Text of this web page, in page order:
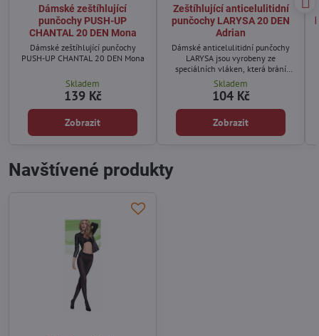
Dámské zeštíhlující
punčochy PUSH-UP
CHANTAL 20 DEN Mona
Dámské zeštíhlující punčochy
PUSH-UP CHANTAL 20 DEN Mona
Skladem
139 Kč
Zobrazit
Zeštíhlující anticelulitidní
punčochy LARYSA 20 DEN
Adrian
Dámské anticelulitidní punčochy
LARYSA jsou vyrobeny ze
speciálních vláken, která brání
tvorbě celulitidy.
Skladem
104 Kč
Zobrazit
Navštívené produkty